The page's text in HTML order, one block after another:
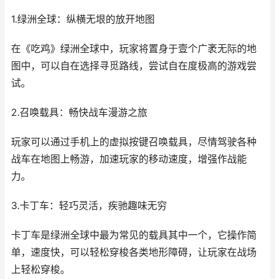
1.绿洲全球：纵横无垠的放开地图
在《吃鸡》绿洲全球中，玩家将置身于壹个广袤无际的地
图中，可以自在选择寻觅路线，尝试自在度极高的游戏尝
试。
2.召唤载具：畅快战车漫游之旅
玩家可以通过手机上的虚拟按键召唤载具，尽情驾驶各种
战车在地图上畅游，加速玩家的移动速度，增强作战能
力。
3.卡丁车：轻巧灵活，疾驰趣味无穷
卡丁车是绿洲全球中最为常见的载具其中一个，它操作简
单，速度快，可以轻松穿梭各类地形障碍，让玩家在战场
上轻松穿梭。